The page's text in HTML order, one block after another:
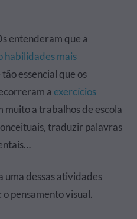
entenderam que a
habilidades mais
tão essencial que os
aexercícios
muito a trabalhos de escola
traduzir palavras
uma dessas atividades
pensamento visual.